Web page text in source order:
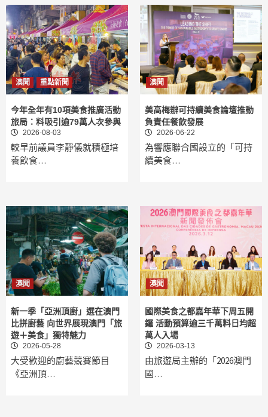
澳聞 重點新聞
今年全年有10項美食推廣活動
旅局：料吸引逾79萬人次參與
2026-08-03
較早前議員李靜儀就積極培
養飲食…
澳聞
美高梅辦可持續美食論壇推動
負責任餐飲發展
2026-06-22
為響應聯合國設立的「可持
續美食…
澳聞
新一季「亞洲頂廚」選在澳門
比拼廚藝 向世界展現澳門「旅
遊＋美食」獨特魅力
2026-05-28
大受歡迎的廚藝競賽節目
《亞洲頂…
澳聞
國際美食之都嘉年華下周五開
鑼 活動預算逾三千萬料日均超
萬人入場
2026-03-13
由旅遊局主辦的「2026澳門
國…